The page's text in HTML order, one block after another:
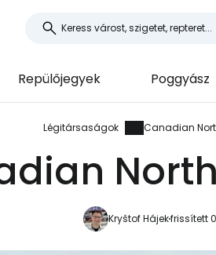
Repülőjegyek Poggyász
Légitársaságok Canadian
Kryštof Hájekfrissített